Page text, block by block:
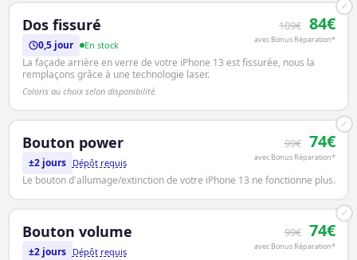
✓
Dos fissuré 109€ 84€
avec Bonus Réparation*
0,5 jour En stock
La façade arrière en verre de votre iPhone 13 est fissurée, nous la
remplaçons grâce à une technologie laser.
Coloris au choix selon disponibilité.
✓
Bouton power 99€ 74€
avec Bonus Réparation*
±2 jours Dépôt requis
Le bouton d'allumage/extinction de votre iPhone 13 ne fonctionne plus.
✓
Bouton volume 99€ 74€
avec Bonus Réparation*
±2 jours Dépôt requis